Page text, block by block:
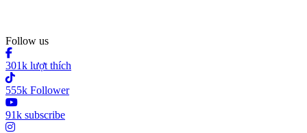
Follow us
301k lượt thích
555k Follower
91k subscribe